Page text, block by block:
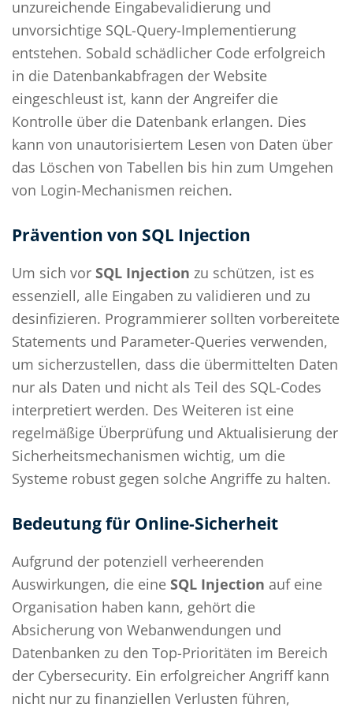
unzureichende Eingabevalidierung und
unvorsichtige SQL-Query-Implementierung
entstehen. Sobald schädlicher Code erfolgreich
in die Datenbankabfragen der Website
eingeschleust ist, kann der Angreifer die
Kontrolle über die Datenbank erlangen. Dies
kann von unautorisiertem Lesen von Daten über
das Löschen von Tabellen bis hin zum Umgehen
von Login-Mechanismen reichen.
Prävention von SQL Injection
Um sich vor SQL Injection zu schützen, ist es
essenziell, alle Eingaben zu validieren und zu
desinfizieren. Programmierer sollten vorbereitete
Statements und Parameter-Queries verwenden,
um sicherzustellen, dass die übermittelten Daten
nur als Daten und nicht als Teil des SQL-Codes
interpretiert werden. Des Weiteren ist eine
regelmäßige Überprüfung und Aktualisierung der
Sicherheitsmechanismen wichtig, um die
Systeme robust gegen solche Angriffe zu halten.
Bedeutung für Online-Sicherheit
Aufgrund der potenziell verheerenden
Auswirkungen, die eine SQL Injection auf eine
Organisation haben kann, gehört die
Absicherung von Webanwendungen und
Datenbanken zu den Top-Prioritäten im Bereich
der Cybersecurity. Ein erfolgreicher Angriff kann
nicht nur zu finanziellen Verlusten führen,